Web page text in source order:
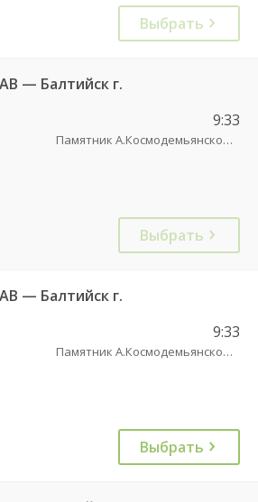
Выбрать
— Балтийск г.
9:33
Памятник А.Космодемьянскому(Балтийское шоссе) трасса
Выбрать
— Балтийск г.
9:33
Памятник А.Космодемьянскому(Балтийское шоссе) трасса
Выбрать